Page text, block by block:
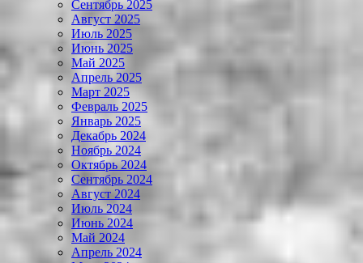
Сентябрь 2025
Август 2025
Июль 2025
Июнь 2025
Май 2025
Апрель 2025
Март 2025
Февраль 2025
Январь 2025
Декабрь 2024
Ноябрь 2024
Октябрь 2024
Сентябрь 2024
Август 2024
Июль 2024
Июнь 2024
Май 2024
Апрель 2024